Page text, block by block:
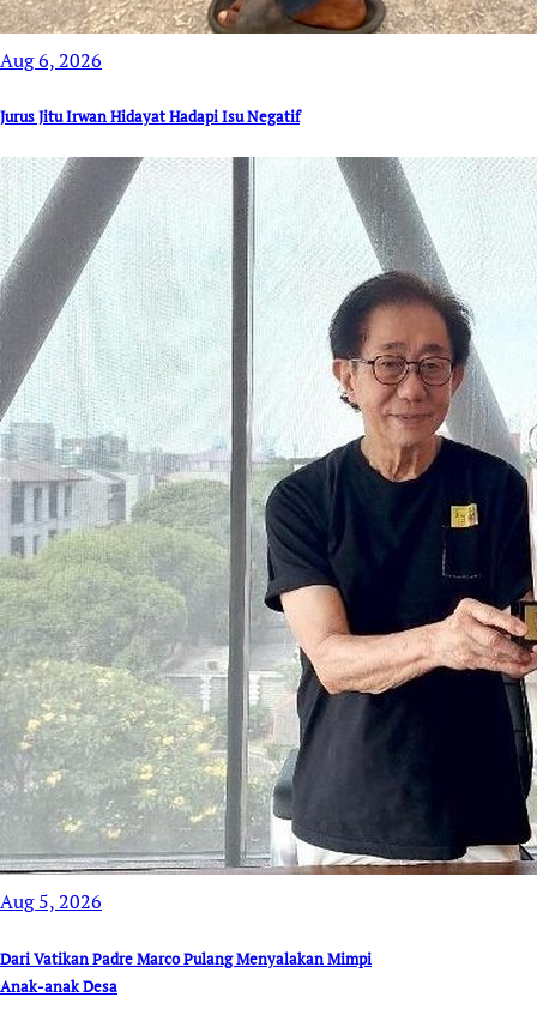
Aug 6, 2026
Jurus Jitu Irwan Hidayat Hadapi Isu Negatif
Aug 5, 2026
Dari Vatikan Padre Marco Pulang Menyalakan Mimpi
Anak-anak Desa